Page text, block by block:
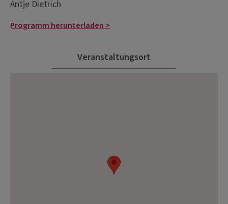
Antje Dietrich
Programm herunterladen >
Veranstaltungsort